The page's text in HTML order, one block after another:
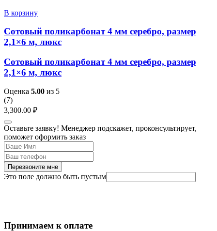
В корзину
Сотовый поликарбонат 4 мм серебро, размер
2,1×6 м, люкс
Сотовый поликарбонат 4 мм серебро, размер
2,1×6 м, люкс
Оценка 5.00 из 5
(7)
3,300.00 ₽
Оставьте заявку! Менеджер подскажет, проконсультирует,
поможет оформить заказ
Перезвоните мне
Это поле должно быть пустым
Принимаем к оплате